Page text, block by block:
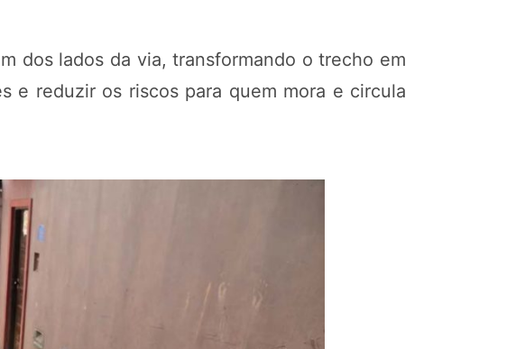
dos lados da via, transformando o trecho em
e reduzir os riscos para quem mora e circula